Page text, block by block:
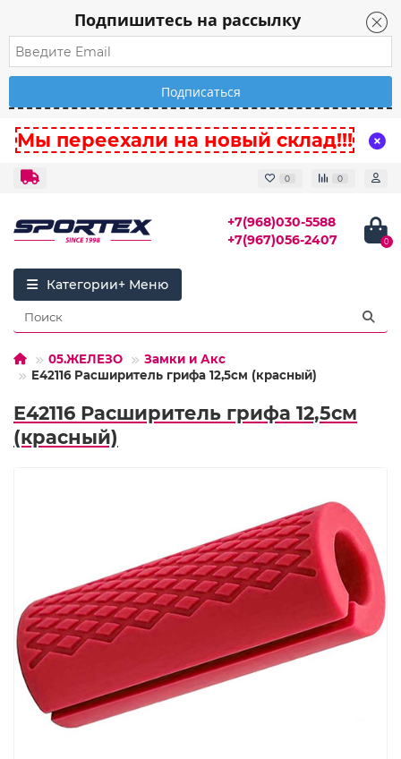
Подпишитесь на рассылку
Мы переехали на новый склад!!!
0 0
+7(968)030-5588
+7(967)056-2407
0
Категории
05.ЖЕЛЕЗО
Замки и Акс
E42116 Расширитель грифа 12,5см (красный)
E42116 Расширитель грифа 12,5см
(красный)